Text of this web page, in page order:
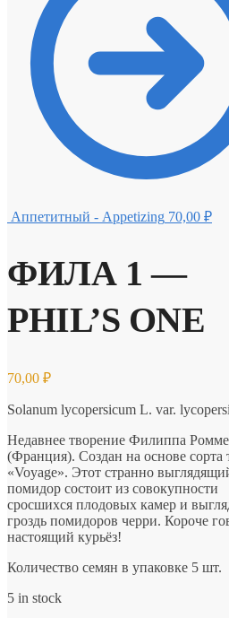
Аппетитный - Appetizing 70,00 ₽
ФИЛА 1 —
PHIL’S ONE
70,00 ₽
Solanum lycopersicum L. var.
Недавнее творение Филиппа
(Франция). Создан на основе сорта
«Voyage». Этот странно
помидор состоит из совокупности
сросшихся плодовых камер и
гроздь помидоров черри. Короче
настоящий курьёз!
Количество семян в упаковке 5 шт.
5 in stock